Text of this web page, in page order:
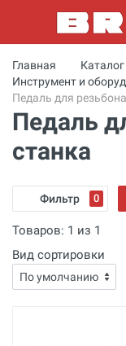
Главная
Каталог
Инструмент и
Педаль для
Педаль
станка
Фильтр 0
Товаров: 1 из 1
Вид сортировки